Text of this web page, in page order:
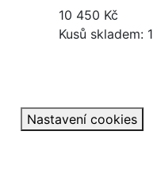
10 450 Kč
Kusů skladem: 1
Nastavení cookies